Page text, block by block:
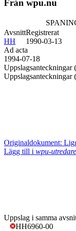
Från wpu.nu
Avsnitt
HH
Registrerat
1990-03-13
Ad acta
1994-07-18
Uppslagsanteckningar
Uppslagsanteckningar
Originaldokument:
Lägg till i wpu-
Uppslag i samma
HH6960-00